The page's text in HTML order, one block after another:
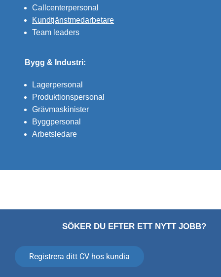
Callcenterpersonal
Kundtjänstmedarbetare
Team leaders
Bygg & Industri:
Lagerpersonal
Produktionspersonal
Grävmaskinister
Byggpersonal
Arbetsledare
SÖKER DU EFTER ETT NYTT JOBB?
Registrera ditt CV hos kundia